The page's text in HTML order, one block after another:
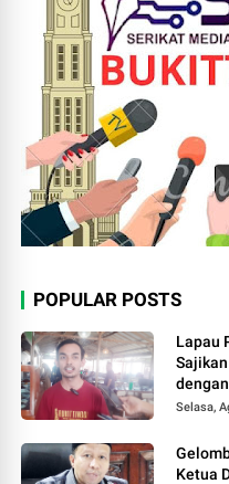
POPULAR POSTS
Lapau
Selasa,
Ketua